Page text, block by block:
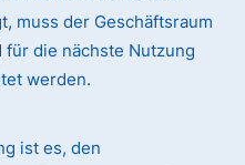
muss der Geschäftsraum
die nächste Nutzung
werden.
ist es, den